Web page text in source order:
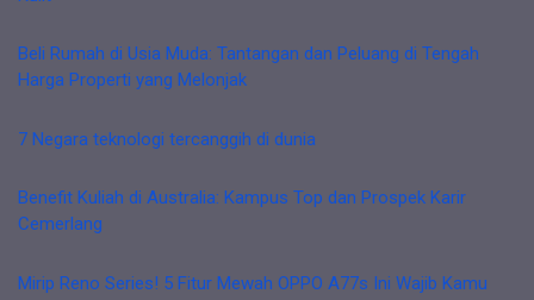
Beli Rumah di Usia Muda: Tantangan dan Peluang di Tengah
Harga Properti yang Melonjak
7 Negara teknologi tercanggih di dunia
Benefit Kuliah di Australia: Kampus Top dan Prospek Karir
Cemerlang
Mirip Reno Series! 5 Fitur Mewah OPPO A77s Ini Wajib Kamu